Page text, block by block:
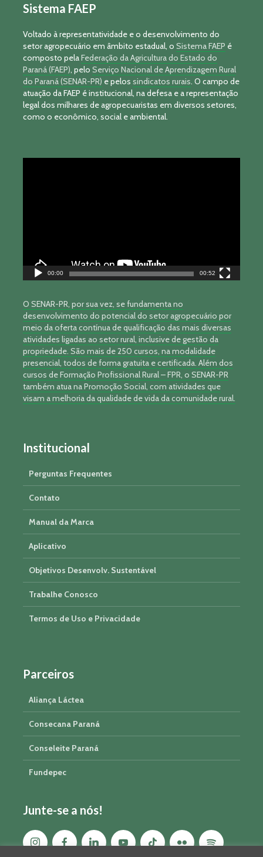
Sistema FAEP
Voltado à representatividade e o desenvolvimento do
setor agropecuário em âmbito estadual, o Sistema FAEP é
composto pelaFederação da Agricultura do Estado do
Paraná (FAEP), pelo Serviço Nacional de Aprendizagem Rural
do Paraná (SENAR-PR) e pelos sindicatos rurais. O campo de
atuação da FAEP é institucional, na defesa e a representação
legal dos milhares de agropecuaristas em diversos setores,
como o econômico, social e ambiental.
00:00 00:52
O SENAR-PR, por sua vez, se fundamenta no
desenvolvimento do potencial do setor agropecuário por
meio da oferta contínua de qualificação das mais diversas
atividades ligadas ao setor rural, inclusive de gestão da
propriedade. São mais de 250 cursos, na modalidade
presencial, todos de forma gratuita e certificada. Além dos
cursos de Formação Profissional Rural – FPR, o SENAR-PR
também atua na Promoção Social, com atividades que
visam a melhoria da qualidade de vida da comunidade rural.
Institucional
Perguntas Frequentes
Contato
Manual da Marca
Aplicativo
Objetivos Desenvolv. Sustentável
Trabalhe Conosco
Termos de Uso e Privacidade
Parceiros
Aliança Láctea
Consecana Paraná
Conseleite Paraná
Fundepec
Junte-se a nós!